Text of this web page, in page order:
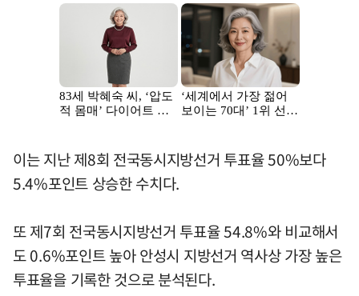
이는 지난 제8회 전국동시지방선거 투표율 50%보다
5.4%포인트 상승한 수치다.
또 제7회 전국동시지방선거 투표율 54.8%와 비교해서
도 0.6%포인트 높아 안성시 지방선거 역사상 가장 높은
투표율을 기록한 것으로 분석된다.